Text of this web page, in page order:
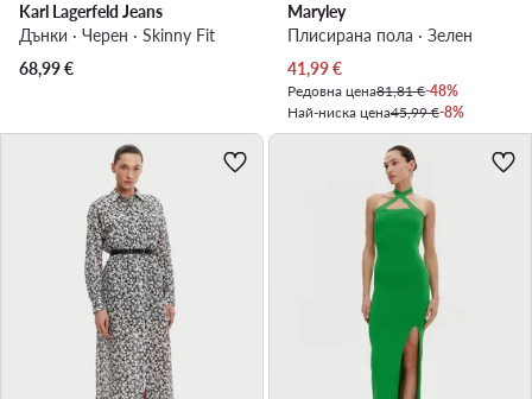
Karl Lagerfeld Jeans
Дънки · Черен · Skinny Fit
68,99€
Maryley
Плисирана пола · Зелен
Актуална цена
41,99€
Редовна цена81,81 €-48%
Най-ниска цена45,99 €-8%